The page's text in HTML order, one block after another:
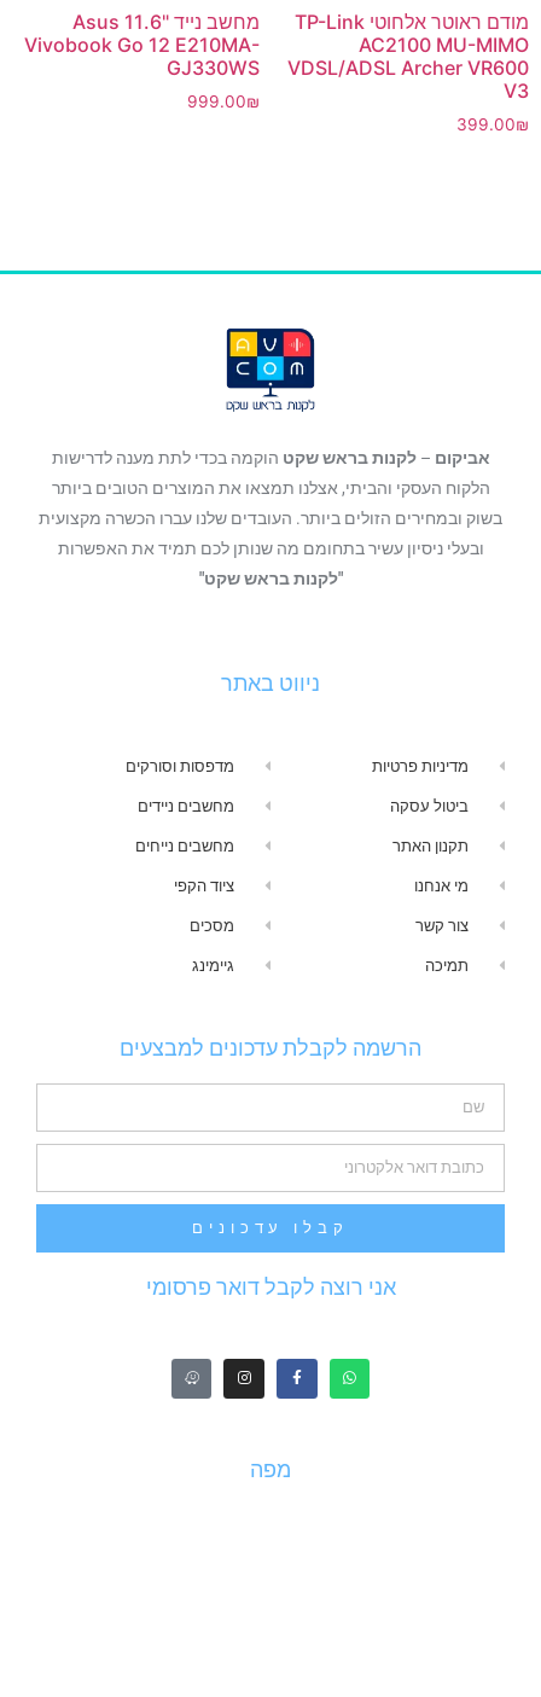
מודם ראוטר אלחוטי TP-Link
AC2100 MU-MIMO
VDSL/ADSL Archer VR600
V3
399.00₪
מחשב נייד "11.6 Asus
Vivobook Go 12 E210MA-
GJ330WS
999.00₪
אביקום –לקנות בראש שקט הוקמה בכדי לתת מענה לדרישות
הלקוח העסקי והביתי, אצלנו תמצאו את המוצרים הטובים ביותר
בשוק ובמחירים הזולים ביותר. העובדים שלנו עברו הכשרה מקצועית
ובעלי ניסיון עשיר בתחומם מה שנותן לכם תמיד את האפשרות
"לקנות בראש שקט"
ניווט באתר
מדיניות פרטיות
ביטול עסקה
תקנון האתר
מי אנחנו
צור קשר
תמיכה
מדפסות וסורקים
מחשבים ניידים
מחשבים נייחים
ציוד הקפי
מסכים
גיימינג
הרשמה לקבלת עדכונים למבצעים
קבלו עדכונים
אני רוצה לקבל דואר פרסומי
מפה